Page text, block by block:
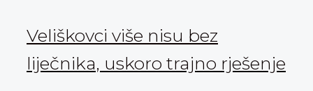
Veliškovci više nisu bez
liječnika, uskoro trajno rješenje